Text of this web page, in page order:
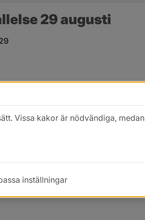
29 augusti
Vissa kakor är nödvändiga, medan
inställningar